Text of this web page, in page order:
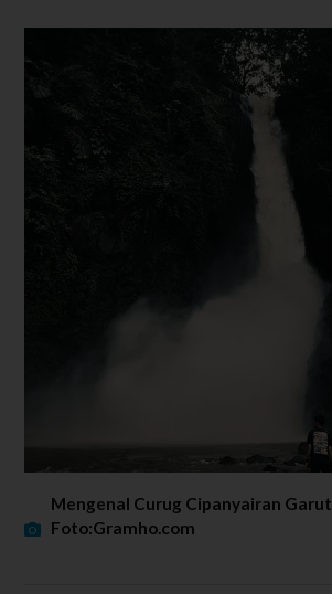
Mengenal Curug Cipanyairan Garut
Foto:Gramho.com